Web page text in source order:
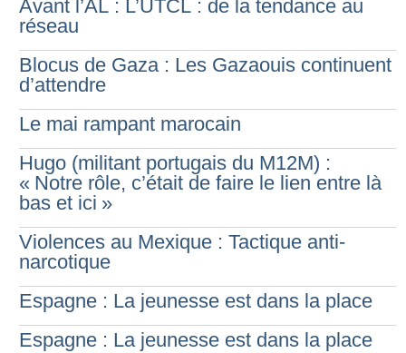
Avant l’AL : L’UTCL : de la tendance au
réseau
Blocus de Gaza : Les Gazaouis continuent
d’attendre
Le mai rampant marocain
Hugo (militant portugais du M12M) :
« Notre rôle, c’était de faire le lien entre là
bas et ici »
Violences au Mexique : Tactique anti-
narcotique
Espagne : La jeunesse est dans la place
Espagne : La jeunesse est dans la place